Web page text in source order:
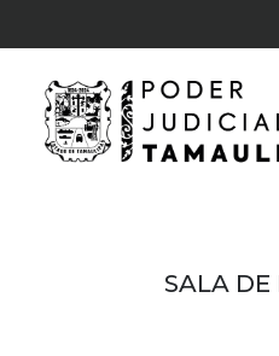
SALA DE